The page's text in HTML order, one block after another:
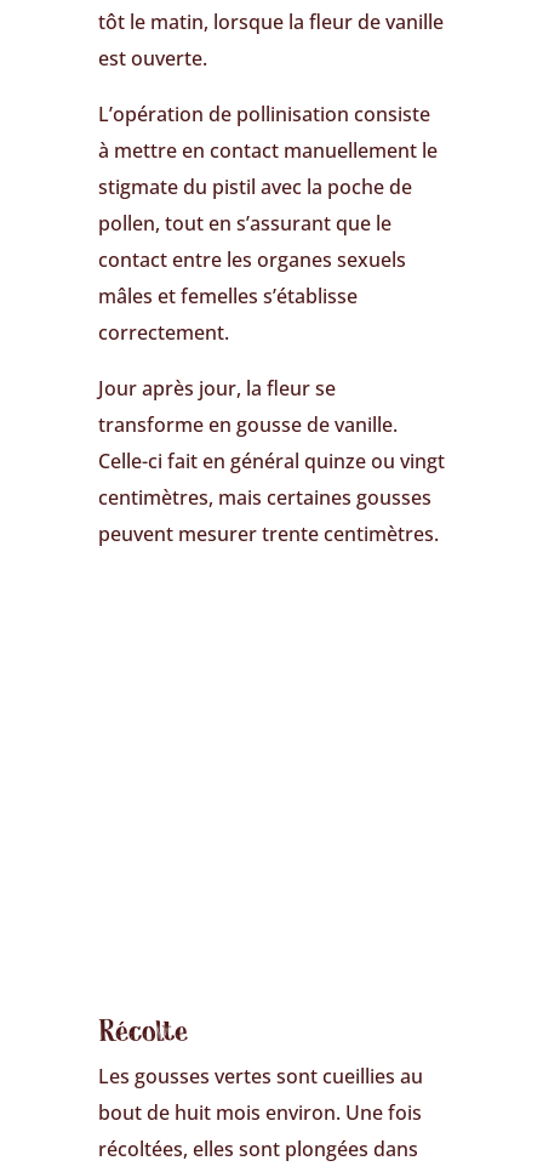
tôt le matin, lorsque la fleur de vanille
est ouverte.
L’opération de pollinisation consiste
à mettre en contact manuellement le
stigmate du pistil avec la poche de
pollen, tout en s’assurant que le
contact entre les organes sexuels
mâles et femelles s’établisse
correctement.
Jour après jour, la fleur se
transforme en gousse de vanille.
Celle-ci fait en général quinze ou vingt
centimètres, mais certaines gousses
peuvent mesurer trente centimètres.
Récolte
Les gousses vertes sont cueillies au
bout de huit mois environ. Une fois
récoltées, elles sont plongées dans